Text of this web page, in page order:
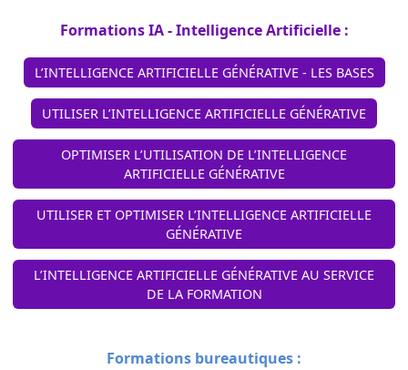
Formations IA - Intelligence Artificielle :
L’INTELLIGENCE ARTIFICIELLE GÉNÉRATIVE - LES BASES
UTILISER L’INTELLIGENCE ARTIFICIELLE GÉNÉRATIVE
OPTIMISER L’UTILISATION DE L’INTELLIGENCE
ARTIFICIELLE GÉNÉRATIVE
UTILISER ET OPTIMISER L’INTELLIGENCE ARTIFICIELLE
GÉNÉRATIVE
L’INTELLIGENCE ARTIFICIELLE GÉNÉRATIVE AU SERVICE
DE LA FORMATION
Formations bureautiques :